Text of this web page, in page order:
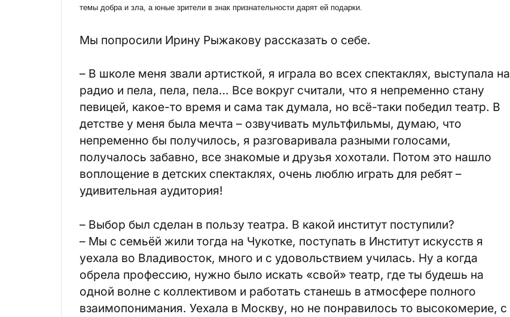
темы добра и зла, а юные зрители в знак признательности дарят ей подарки.
Мы попросили Ирину Рыжакову рассказать о себе.
– В школе меня звали артисткой, я играла во всех спектаклях, выступала на
радио и пела, пела, пела… Все вокруг считали, что я непременно стану
певицей, какое-то время и сама так думала, но всё-таки победил театр. В
детстве у меня была мечта – озвучивать мультфильмы, думаю, что
непременно бы получилось, я разговаривала разными голосами,
получалось забавно, все знакомые и друзья хохотали. Потом это нашло
воплощение в детских спектаклях, очень люблю играть для ребят –
удивительная аудитория!
– Выбор был сделан в пользу театра. В какой институт поступили?
– Мы с семьёй жили тогда на Чукотке, поступать в Институт искусств я
уехала во Владивосток, много и с удовольствием училась. Ну а когда
обрела профессию, нужно было искать «свой» театр, где ты будешь на
одной волне с коллективом и работать станешь в атмосфере полного
взаимопонимания. Уехала в Москву, но не понравилось то высокомерие, с